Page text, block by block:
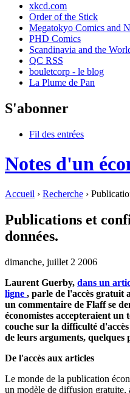
xkcd.com
Order of the Stick
Megatokyo Comics and
PHD Comics
Scandinavia and the
QC RSS
bouletcorp - le blog
La Plume de Pan
S'abonner
Fil des entrées
Notes d'un
Accueil › Recherche ›
Publications et
données.
dimanche, juillet 2 2006
Laurent Guerby, dans un
ligne , parle de l'accès gratuit
un commentaire de Flaff se
économistes accepteraient un
couche sur la difficulté
de leurs arguments, quelques
De l'accès aux articles
Le monde de la publication
un modèle de diffusion gratuite,